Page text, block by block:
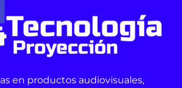
en productos audiovisuales,